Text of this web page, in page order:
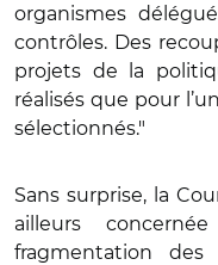
organismes
contrôles. Des
projets de la
réalisés que pour
sélectionnés."
Sans surprise, la
ailleurs
fragmentation des